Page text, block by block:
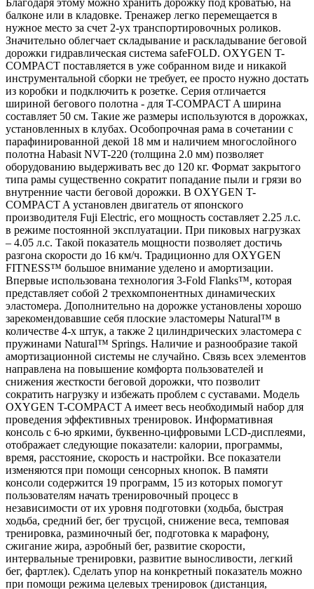
Благодаря этому можно хранить дорожку под кроватью, на
балконе или в кладовке. Тренажер легко перемещается в
нужное место за счет 2-ух транспортировочных роликов.
Значительно облегчает складывание и раскладывание беговой
дорожки гидравлическая система safeFOLD. OXYGEN T-
COMPACT поставляется в уже собранном виде и никакой
инструментальной сборки не требует, ее просто нужно достать
из коробки и подключить к розетке. Серия отличается
шириной бегового полотна - для T-COMPACT A ширина
составляет 50 см. Такие же размеры используются в дорожках,
установленных в клубах. Особопрочная рама в сочетании с
парафинированной декой 18 мм и наличием многослойного
полотна Habasit NVT-220 (толщина 2.0 мм) позволяет
оборудованию выдерживать вес до 120 кг. Формат закрытого
типа рамы существенно сократит попадание пыли и грязи во
внутренние части беговой дорожки. В OXYGEN T-
COMPACT A установлен двигатель от японского
производителя Fuji Electric, его мощность составляет 2.25 л.с.
в режиме постоянной эксплуатации. При пиковых нагрузках
– 4.05 л.с. Такой показатель мощности позволяет достичь
разгона скорости до 16 км/ч. Традиционно для OXYGEN
FITNESS™ большое внимание уделено и амортизации.
Впервые использована технология 3-Fold Flanks™, которая
представляет собой 2 трехкомпонентных динамических
эластомера. Дополнительно на дорожке установлены хорошо
зарекомендовавшие себя плоские эластомеры Natural™ в
количестве 4-х штук, а также 2 цилиндрических эластомера с
пружинами Natural™ Springs. Наличие и разнообразие такой
амортизационной системы не случайно. Связь всех элементов
направлена на повышение комфорта пользователей и
снижения жесткости беговой дорожки, что позволит
сократить нагрузку и избежать проблем с суставами. Модель
OXYGEN T-COMPACT A имеет весь необходимый набор для
проведения эффективных тренировок. Информативная
консоль с 6-ю яркими, буквенно-цифровыми LCD-дисплеями,
отображает следующие показатели: калории, программы,
время, расстояние, скорость и настройки. Все показатели
изменяются при помощи сенсорных кнопок. В памяти
консоли содержится 19 программ, 15 из которых помогут
пользователям начать тренировочный процесс в
независимости от их уровня подготовки (ходьба, быстрая
ходьба, средний бег, бег трусцой, снижение веса, темповая
тренировка, разминочный бег, подготовка к марафону,
сжигание жира, аэробный бег, развитие скорости,
интервальные тренировки, развитие выносливости, легкий
бег, фартлек). Сделать упор на конкретный показатель можно
при помощи режима целевых тренировок (дистанция,